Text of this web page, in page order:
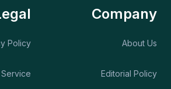
Company
About Us
Editorial Policy
Policy